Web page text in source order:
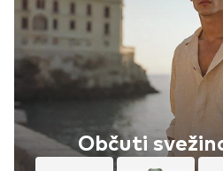
Občuti